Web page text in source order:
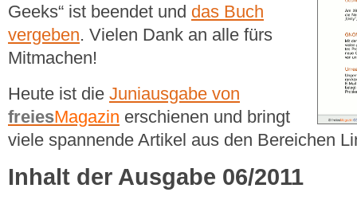
Geeks“ ist beendet und das Buch
vergeben. Vielen Dank an alle fürs
Mitmachen!
Heute ist die Juniausgabe von
freiesMagazin erschienen und bringt
viele spannende Artikel aus den Bereichen
Inhalt der Ausgabe 06/2011